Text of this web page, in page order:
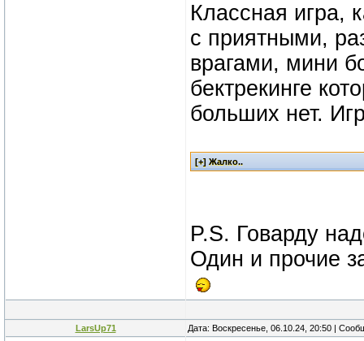
Классная игра,
с приятными,
врагами, мини
бектрекинге
больших нет.
P.S. Говарду
Один и прочие
LarsUp71 Дата: Воскресенье, 06.10.24, 20:50 |